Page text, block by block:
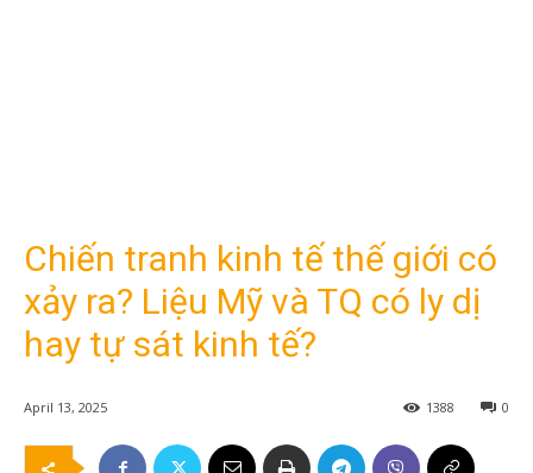
Chiến tranh kinh tế thế giới có
xảy ra? Liệu Mỹ và TQ có ly dị
hay tự sát kinh tế?
April 13, 2025 0
1388